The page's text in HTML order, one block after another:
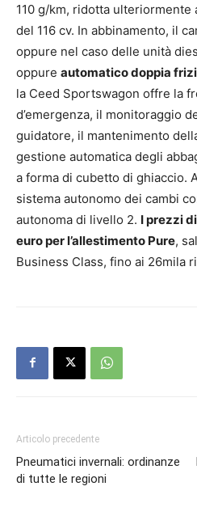
110 g/km, ridotta ulteriormente
del 116 cv. In abbinamento, il
oppure nel caso delle unità
oppure automatico doppia
la Ceed Sportswagon offre la
d’emergenza, il monitoraggio
guidatore, il mantenimento
gestione automatica degli
a forma di cubetto di ghiaccio.
sistema autonomo dei cambi
autonoma di livello 2. I prezzi
euro per l’allestimento Pure,
Business Class, fino ai 26mila
Articolo precedente
Pneumatici invernali: ordinanze
di tutte le regioni